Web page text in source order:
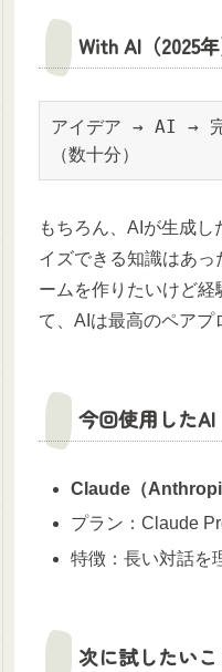
With AI（2025年
アイデア → AI →
（数十分）
もちろん、AIが生成
イズできる知識はあ
ームを作りたいけど
て、AIは最高のペアプ
今回使用したAI
Claude（
プラン：Claude
特徴：長い対話を
次に試したいこ